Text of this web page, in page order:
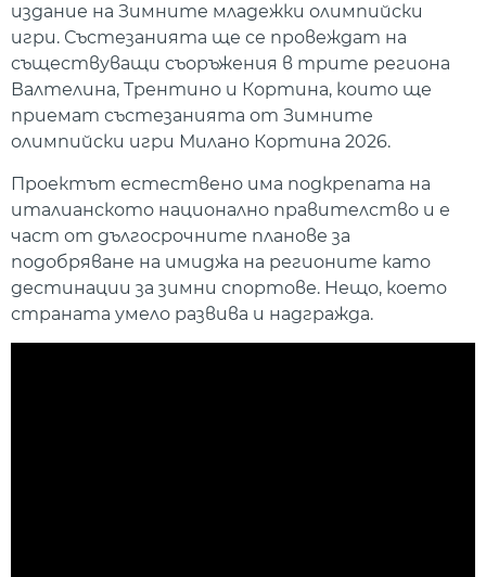
издание на Зимните младежки олимпийски
игри. Състезанията ще се провеждат на
съществуващи съоръжения в трите региона
Валтелина, Трентино и Кортина, които ще
приемат състезанията от Зимните
олимпийски игри Милано Кортина 2026.
Проектът естествено има подкрепата на
италианското национално правителство и е
част от дългосрочните планове за
подобряване на имиджа на регионите като
дестинации за зимни спортове. Нещо, което
страната умело развива и надгражда.